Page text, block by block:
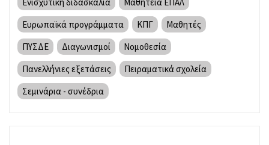
Ευρωπαϊκά προγράμματα
ΚΠΓ
Μαθητές
ΠΥΣΔΕ
Διαγωνισμοί
Νομοθεσία
Πανελλήνιες εξετάσεις
Πειραματικά σχολεία
Σεμινάρια - συνέδρια